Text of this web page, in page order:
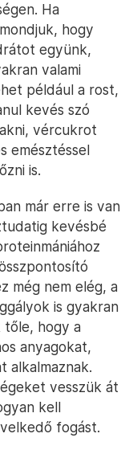
Ha
hogy
együnk,
valami
például a rost,
kevés szó
vércukrot
emésztéssel
is.
már erre is van
kevésbé
még nem elég, a
is gyakran
hogy a
anyagokat,
alkalmaznak.
vesszük át
kell
fogást.